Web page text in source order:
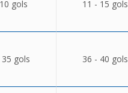
gols 11 - 15 gols
gols 36 - 40 gols